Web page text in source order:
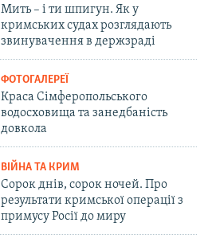
Мить – і ти шпигун. Як у
кримських судах розглядають
звинувачення в держзраді
ФОТОГАЛЕРЕЇ
Краса Сімферопольського
водосховища та занедбаність
довкола
ВІЙНА ТА КРИМ
Сорок днів, сорок ночей. Про
результати кримської операції з
примусу Росії до миру